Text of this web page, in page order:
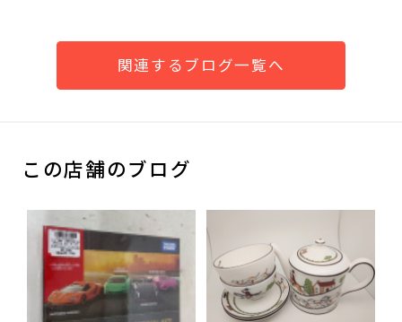
関連するブログ一覧へ
この店舗のブログ